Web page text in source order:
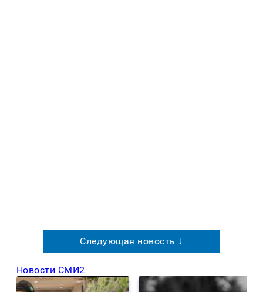
Следующая новость ↓
Новости СМИ2